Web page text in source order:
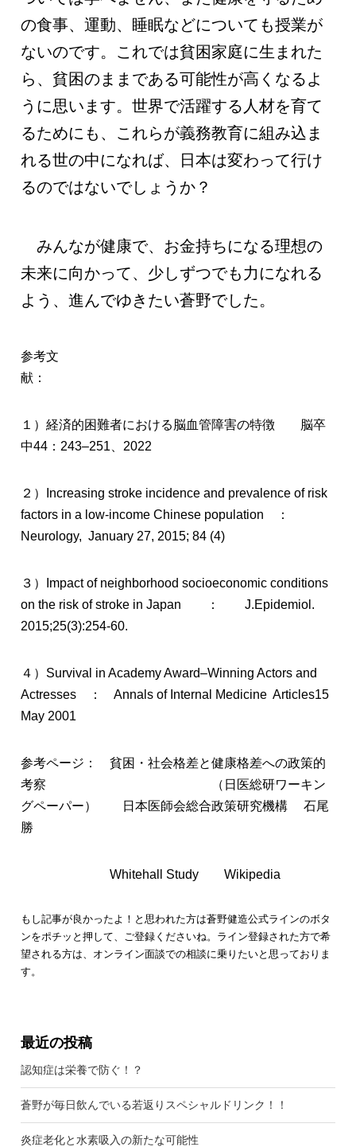
の食事、運動、睡眠などについても授業が
ないのです。これでは貧困家庭に生まれた
ら、貧困のままである可能性が高くなるよ
うに思います。世界で活躍する人材を育て
るためにも、これらが義務教育に組み込ま
れる世の中になれば、日本は変わって行け
るのではないでしょうか？
みんなが健康で、お金持ちになる理想の
未来に向かって、少しずつでも力になれる
よう、進んでゆきたい蒼野でした。
参考文
献
１）経済的困難者における脳血管障害の特徴 脳卒
中44：243–251、2022
２）Increasing stroke incidence and prevalence of risk
factors in a low-income Chinese population ：
Neurology, January 27, 2015; 84 (4)
３）Impact of neighborhood socioeconomic conditions
on the risk of stroke in Japan ： J.Epidemiol.
2015;25(3):254-60.
４）Survival in Academy Award–Winning Actors and
Actresses ： Annals of Internal Medicine Articles15
May 2001
参考ページ： 貧困・社会格差と健康格差への政策的
考察 （日医総研ワーキン
グペーパー） 日本医師会総合政策研究機構 石尾
勝
Whitehall Study Wikipedia
もし記事が良かったよ！と思われた方は蒼野健造公式ラインのボタ
ンをポチッと押して、ご登録くださいね。ライン登録された方で希
望される方は、オンライン面談での相談に乗りたいと思っておりま
す。
最近の投稿
認知症は栄養で防ぐ！？
蒼野が毎日飲んでいる若返りスペシャルドリンク！！
炎症老化と水素吸入の新たな可能性